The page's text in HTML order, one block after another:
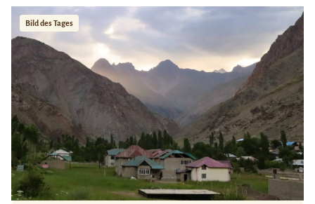
Bild des Tages